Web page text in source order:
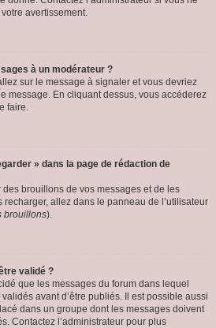
avertissement.
à un modérateur ?
sur le message à signaler et vous devriez
message. En cliquant dessus, vous accéderez
faire.
» dans la page de rédaction de
des brouillons de vos messages et de les
allez dans le panneau de l’utilisateur
brouillons).
validé ?
que les messages du forum dans lequel
avant d’être publiés. Il est possible aussi
dans un groupe dont les messages doivent
Contactez l’administrateur pour plus